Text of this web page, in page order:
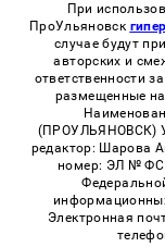
При
ПроУльяновск
случае будут
авторских и
ответственности
размещенные на
(ПРОУЛЬЯНОВСК)
редактор: Шарова
номер: ЭЛ № ФС
Электронная